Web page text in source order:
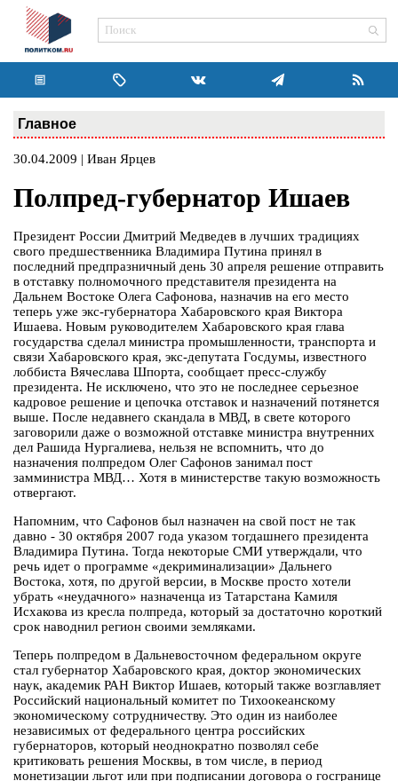
Главное
30.04.2009 | Иван Ярцев
Полпред-губернатор Ишаев
Президент России Дмитрий Медведев в лучших традициях
свого предшественника Владимира Путина принял в
последний предпразничный день 30 апреля решение отправить
в отставку полномочного представителя президента на
Дальнем Востоке Олега Сафонова, назначив на его место
теперь уже экс-губернатора Хабаровского края Виктора
Ишаева. Новым руководителем Хабаровского края глава
государства сделал министра промышленности, транспорта и
связи Хабаровского края, экс-депутата Госдумы, известного
лоббиста Вячеслава Шпорта, сообщает пресс-службу
президента. Не исключено, что это не последнее серьезное
кадровое решение и цепочка отставок и назначений потянется
выше. После недавнего скандала в МВД, в свете которого
заговорили даже о возможной отставке министра внутренних
дел Рашида Нургалиева, нельзя не вспомнить, что до
назначения полпредом Олег Сафонов занимал пост
замминистра МВД… Хотя в министерстве такую возможность
отвергают.
Напомним, что Сафонов был назначен на свой пост не так
давно - 30 октября 2007 года указом тогдашнего президента
Владимира Путина. Тогда некоторые СМИ утверждали, что
речь идет о программе «декриминализации» Дальнего
Востока, хотя, по другой версии, в Москве просто хотели
убрать «неудачного» назначенца из Татарстана Камиля
Исхакова из кресла полпреда, который за достаточно короткий
срок наводнил регион своими земляками.
Теперь полпредом в Дальневосточном федеральном округе
стал губернатор Хабаровского края, доктор экономических
наук, академик РАН Виктор Ишаев, который также возглавляет
Российский национальный комитет по Тихоокеанскому
экономическому сотрудничеству. Это один из наиболее
независимых от федерального центра российских
губернаторов, который неоднократно позволял себе
критиковать решения Москвы, в том числе, в период
монетизации льгот или при подписании договора о госгранице